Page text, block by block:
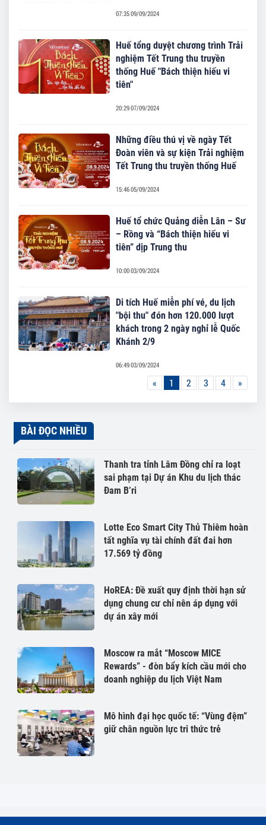
07:35 09/09/2024
Huế tổng duyệt chương trình Trải
nghiệm Tết Trung thu truyền
thống Huế "Bách thiện hiếu vi
tiên"
20:29 07/09/2024
Những điều thú vị về ngày Tết
Đoàn viên và sự kiện Trải nghiệm
Tết Trung thu truyền thống Huế
15:46 05/09/2024
Huế tổ chức Quảng diễn Lân – Sư
– Rồng và “Bách thiện hiếu vi
tiên” dịp Trung thu
10:00 03/09/2024
Di tích Huế miễn phí vé, du lịch
"bội thu" đón hơn 120.000 lượt
khách trong 2 ngày nghỉ lễ Quốc
Khánh 2/9
06:49 03/09/2024
« 1 2 3 4 »
BÀI ĐỌC NHIỀU
Thanh tra tỉnh Lâm Đồng chỉ ra loạt
sai phạm tại Dự án Khu du lịch thác
Đam B’ri
Lotte Eco Smart City Thủ Thiêm hoàn
tất nghĩa vụ tài chính đất đai hơn
17.569 tỷ đồng
HoREA: Đề xuất quy định thời hạn sử
dụng chung cư chỉ nên áp dụng với
dự án xây mới
Moscow ra mắt “Moscow MICE
Rewards” - đòn bẩy kích cầu mới cho
doanh nghiệp du lịch Việt Nam
Mô hình đại học quốc tế: “Vùng đệm”
giữ chân nguồn lực tri thức trẻ